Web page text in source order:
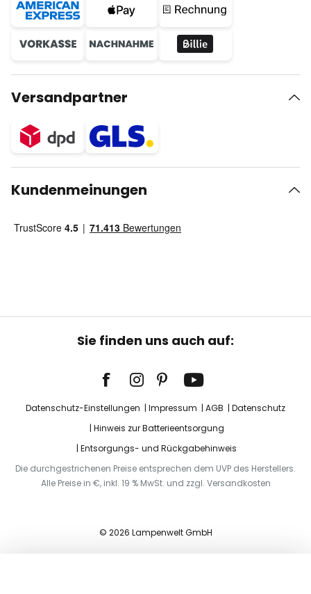
Versandpartner
Kundenmeinungen
Sie finden uns auch auf:
Datenschutz-Einstellungen Impressum AGB
Datenschutz
Hinweis zur Batterieentsorgung
Entsorgungs- und Rückgabehinweis
Die durchgestrichenen Preise entsprechen dem UVP des Herstellers.
Alle Preise in €, inkl. 19 % MwSt. und zzgl. Versandkosten
© 2026 Lampenwelt GmbH